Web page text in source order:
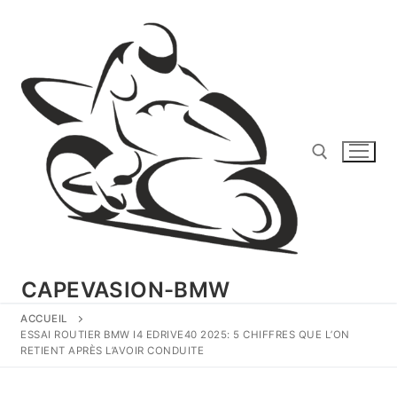
CAPEVASION-BMW
ACCUEIL
ESSAI ROUTIER BMW I4 EDRIVE40 2025: 5 CHIFFRES QUE L’ON
RETIENT APRÈS L’AVOIR CONDUITE